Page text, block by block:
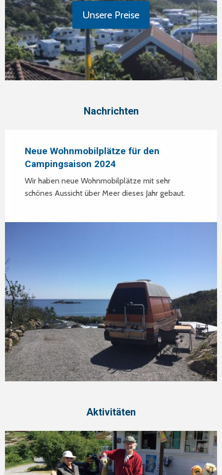
Unsere Preise
Nachrichten
Neue Wohnmobilplätze für den
Campingsaison 2024
Wir haben neue Wohnmobilplätze mit sehr
schönes Aussicht über Meer dieses Jahr gebaut.
Aktivitäten